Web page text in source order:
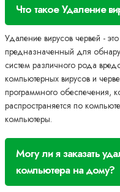
Что такое Удаление
Удаление вирусов червей -
предназначенный для
систем различного рода
компьютерных вирусов и
программного обеспечения,
распространяется по
компьютеры.
Могу ли я заказать
компьютера на дому?